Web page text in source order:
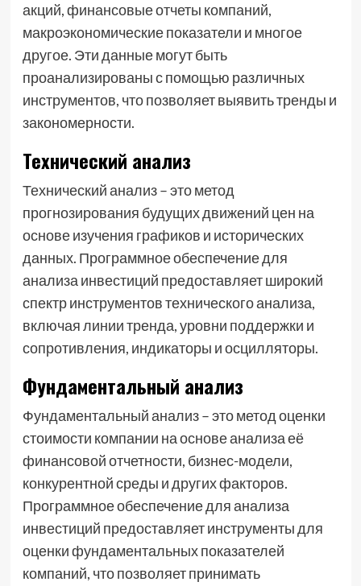
акций, финансовые отчеты компаний,
макроэкономические показатели и многое
другое. Эти данные могут быть
проанализированы с помощью различных
инструментов, что позволяет выявить тренды и
закономерности.
Технический анализ
Технический анализ – это метод
прогнозирования будущих движений цен на
основе изучения графиков и исторических
данных. Программное обеспечение для
анализа инвестиций предоставляет широкий
спектр инструментов технического анализа,
включая линии тренда, уровни поддержки и
сопротивления, индикаторы и осцилляторы.
Фундаментальный анализ
Фундаментальный анализ – это метод оценки
стоимости компании на основе анализа её
финансовой отчетности, бизнес-модели,
конкурентной среды и других факторов.
Программное обеспечение для анализа
инвестиций предоставляет инструменты для
оценки фундаментальных показателей
компаний, что позволяет принимать